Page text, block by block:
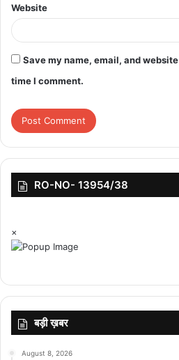
Website
Save my name, email, and
time I comment.
RO-NO- 13954/38
×
बड़ी ख़बर
August 8, 2026